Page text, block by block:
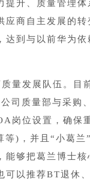
提升、质量管理体
应商自主发展的
达到与以前华为依
量发展队伍。目
司质量部与采购
岗位设置，确保
等)，并且“小葛兰
能够把葛兰博士核
可以推荐BT退休